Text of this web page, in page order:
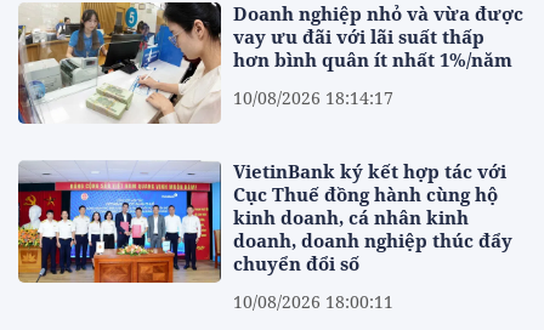
Doanh nghiệp nhỏ và vừa được
vay ưu đãi với lãi suất thấp
hơn bình quân ít nhất 1%/năm
10/08/2026 18:14:17
VietinBank ký kết hợp tác với
Cục Thuế đồng hành cùng hộ
kinh doanh, cá nhân kinh
doanh, doanh nghiệp thúc đẩy
chuyển đổi số
10/08/2026 18:00:11